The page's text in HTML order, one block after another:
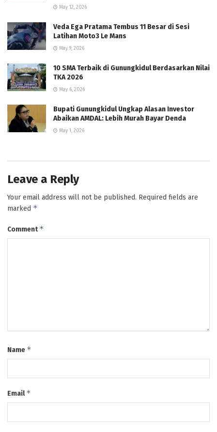
May 12, 2026
Veda Ega Pratama Tembus 11 Besar di Sesi
Latihan Moto3 Le Mans
May 9, 2026
10 SMA Terbaik di Gunungkidul Berdasarkan Nilai
TKA 2026
May 6, 2026
Bupati Gunungkidul Ungkap Alasan Investor
Abaikan AMDAL: Lebih Murah Bayar Denda
May 1, 2026
Leave a Reply
Your email address will not be published. Required fields are
marked *
Comment*
Name *
Email*